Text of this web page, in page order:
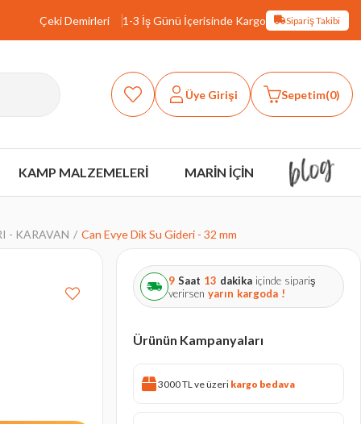
Çeki Demirleri 1-3 İş Günü İçerisinde Kargo Sipariş Takibi
Üye Girişi Sepetim 0
KAMP MALZEMELERİ MARİN İÇİN
- KARAVAN Can Evye Dik Su Gideri - 32 mm
9 Saat 13 dakika içinde sipariş
verirsen yarın kargoda !
Ürünün Kampanyaları
3000 TL ve üzeri kargo bedava